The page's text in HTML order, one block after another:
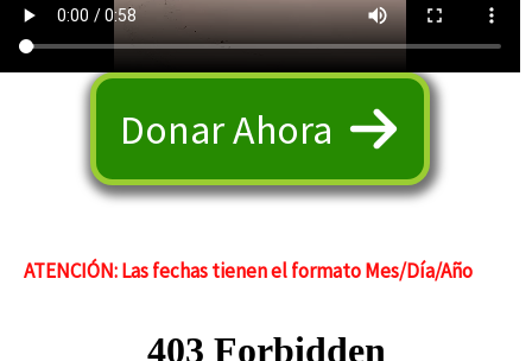
Donar Ahora
ATENCIÓN: Las fechas tienen el formato Mes/Día/Año